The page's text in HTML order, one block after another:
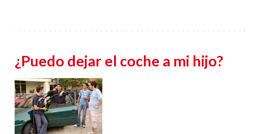
¿Puedo dejar el coche a mi hijo?